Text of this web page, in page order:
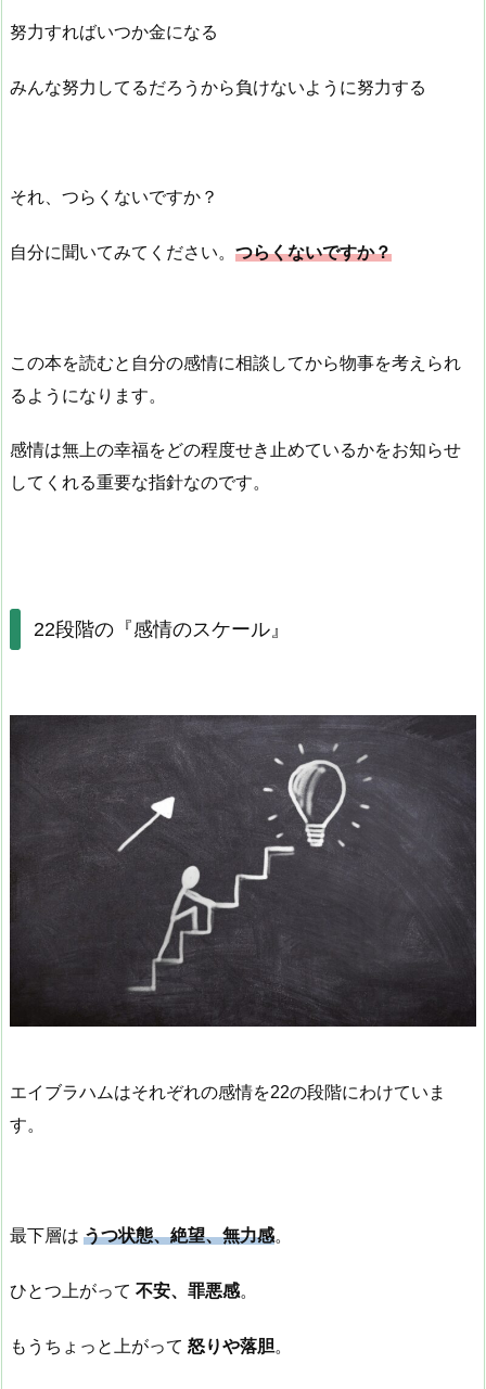
努力すればいつか金になる
みんな努力してるだろうから負けないように努力する
それ、つらくないですか？
自分に聞いてみてください。 つらくないですか？
この本を読むと自分の感情に相談してから物事を考えられ
るようになります。
感情は無上の幸福をどの程度せき止めているかをお知らせ
してくれる重要な指針なのです。
22段階の『感情のスケール』
エイブラハムはそれぞれの感情を22の段階にわけていま
す。
最下層は うつ状態、絶望、無力感。
ひとつ上がって 不安、罪悪感。
もうちょっと上がって 怒りや落胆。